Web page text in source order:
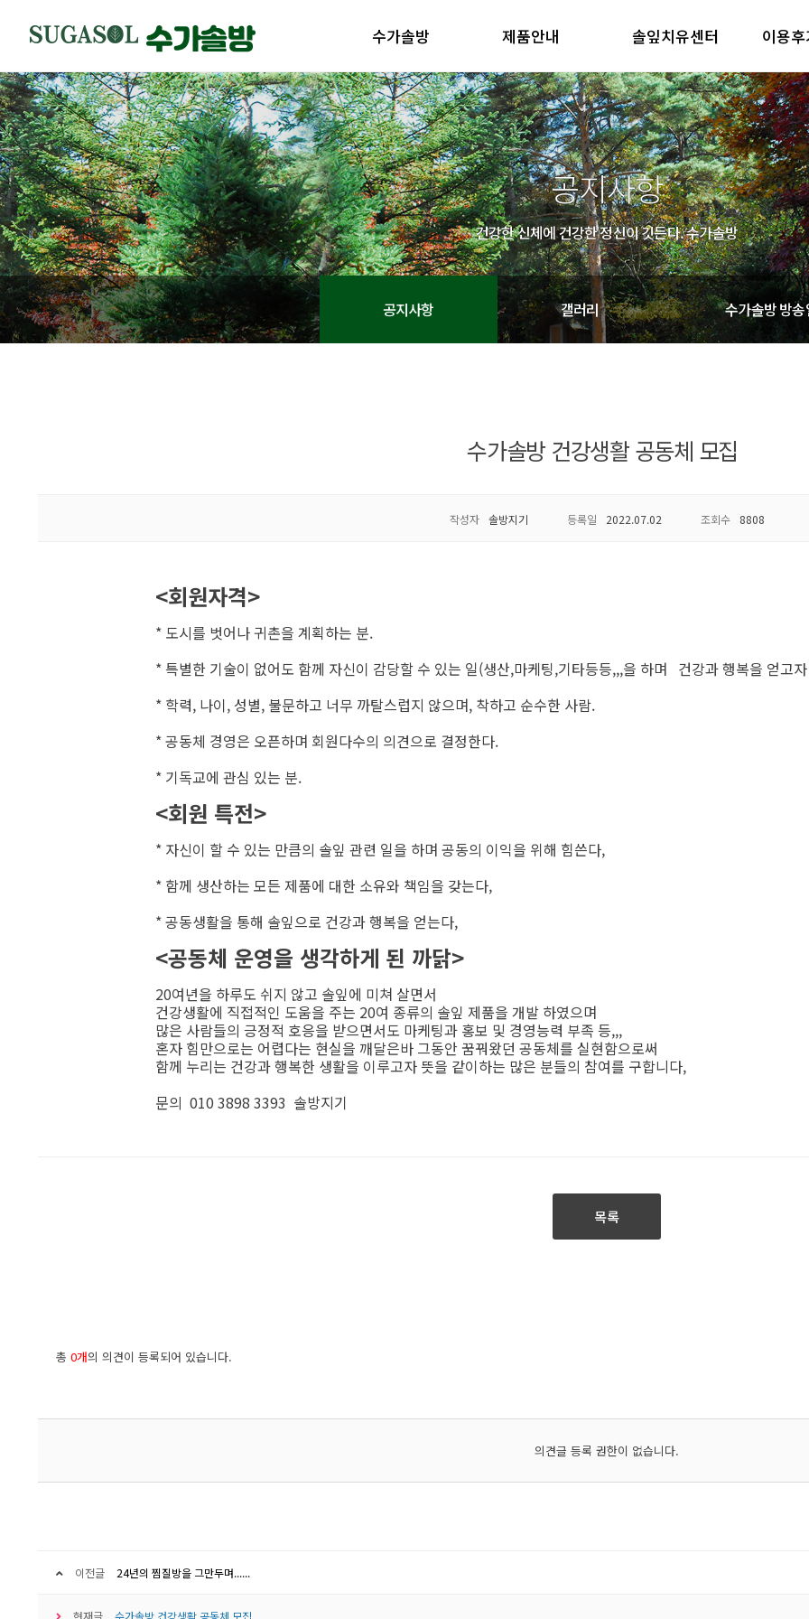
수가솔방 제품안내 솔잎치유센터 이용후
수가솔방 소개
제품철학
제품안내
제품의 특징
솔잎치유센터 이용후기
수가솔방 소개
제품안내
솔잎치유센터 이용후기
공지사항
건강한 신체에 건강한 정신이 깃든다. 수가솔방
공지사항 갤러리 수가솔방 방송
수가솔방 건강생활 공동체 모집
작성자 솔방지기 등록일 2022.07.02 조회수 8808
<회원자격>
* 도시를 벗어나 귀촌을 계획하는 분.
* 특별한 기술이 없어도 함께 자신이 감당할 수 있는 일(생산,마케팅,기타등등,,,을 하며 건강과 행복을 얻고
* 학력, 나이, 성별, 불문하고 너무 까탈스럽지 않으며, 착하고 순수한 사람.
* 공동체 경영은 오픈하며 회원다수의 의견으로 결정한다.
* 기독교에 관심 있는 분.
<회원 특전>
* 자신이 할 수 있는 만큼의 솔잎 관련 일을 하며 공동의 이익을 위해 힘쓴다,
* 함께 생산하는 모든 제품에 대한 소유와 책임을 갖는다,
* 공동생활을 통해 솔잎으로 건강과 행복을 얻는다,
<공동체 운영을 생각하게 된 까닭>
20여년을 하루도 쉬지 않고 솔잎에 미쳐 살면서
건강생활에 직접적인 도움을 주는 20여 종류의 솔잎 제품을 개발 하였으며
많은 사람들의 긍정적 호응을 받으면서도 마케팅과 홍보 및 경영능력 부족 등,,,
혼자 힘만으로는 어렵다는 현실을 깨달은바 그동안 꿈꿔왔던 공동체를 실현함으로써
함께 누리는 건강과 행복한 생활을 이루고자 뜻을 같이하는 많은 분들의 참여를 구합니다,
문의 010 3898 3393 솔방지기
목록
총 0개의 의견이 등록되어 있습니다.
의견글 등록 권한이 없습니다.
이전글 24년의 찜질방을 그만두며......
현재글 수가솔방 건강생활 공동체 모집